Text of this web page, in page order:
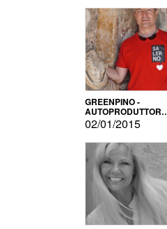
GREENPINO -
AUTOPRODUTTORE
PER AMORE
02/01/2015